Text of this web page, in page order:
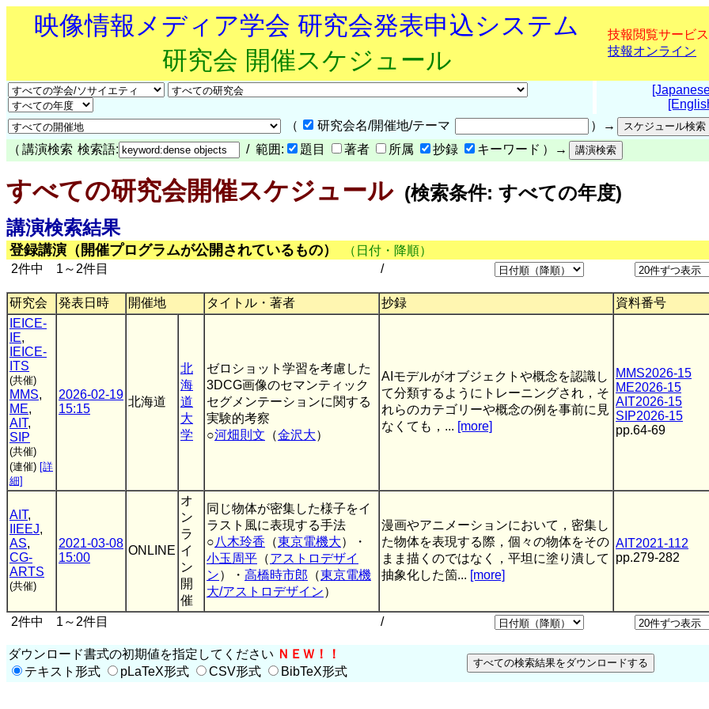
映像情報メディア学会 研究会発表申込システム
研究会 開催スケジュール
技報閲覧サービス
技報オンライン
（
研究会名/開催地/テーマ
）→
（ 講演検索 検索語: / 範囲: 題目 著者 所属 抄録 キーワード ）→
すべての研究会開催スケジュール(検索条件: すべての年度)
講演検索結果
登録講演（開催プログラムが公開されているもの）
（日付・降順）
2件中 1～2件目
/
研究会 発表日時 開催地 タイトル・著者 抄録
資料番号
IEICE-
IE,
IEICE-
ITS
(共催)
MMS,
ME,
AIT,
SIP
(共催)
(連催) [詳
細]
2026-02-19
15:15
北海道
北
海
道
大
学
ゼロショット学習を考慮した
3DCG画像のセマンティック
セグメンテーションに関する
実験的考察
○河畑則文 （金沢大）
AIモデルがオブジェクトや概念を認識し
て分類するようにトレーニングされ，そ
れらのカテゴリーや概念の例を事前に見
なくても，... [more]
MMS2026-15
ME2026-15
AIT2026-15
SIP2026-15
pp.64-69
AIT,
IIEEJ,
AS,
CG-
ARTS
(共催)
2021-03-08
15:00
ONLINE
オ
ン
ラ
イ
ン
開
催
同じ物体が密集した様子をイ
ラスト風に表現する手法
○八木玲香 （東京電機大）・
小玉周平 （アストロデザイ
ン）・ 高橋時市郎 （東京電機
大/アストロデザイン）
漫画やアニメーションにおいて，密集し
た物体を表現する際，個々の物体をその
まま描くのではなく，平坦に塗り潰して
抽象化した箇... [more]
AIT2021-112
pp.279-282
2件中 1～2件目 /
ダウンロード書式の初期値を指定してください ＮＥＷ！！
テキスト形式
pLaTeX形式 CSV形式 BibTeX形式